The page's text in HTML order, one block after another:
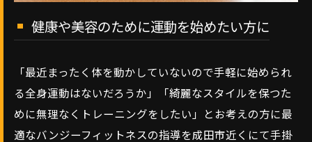
健康や美容のために運動を始めたい方に
「最近まったく体を動かしていないので手軽に始められ
る全身運動はないだろうか」「綺麗なスタイルを保つた
めに無理なくトレーニングをしたい」とお考えの方に最
適なバンジーフィットネスの指導を成田市近くにて手掛